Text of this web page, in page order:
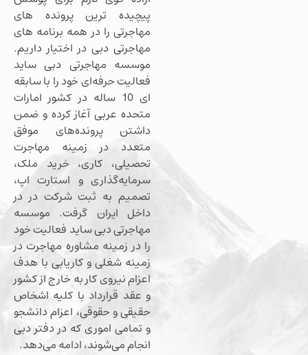
پیچیده ترین پرونده های
مهاجرتی را در همه برنامه های
مهاجرتی دبی در اختیار داریم.
موسسه مهاجرتی دبی ساید
فعالیت حرفه‌ای خود را با سابقه
ای 10 ساله در کشور امارات
متحده عربی آغاز کرده و ضمن
داشتن پرونده‌های موفق
متعدد در زمینه مهاجرت
تحصیلی، کاری، خرید ملک،
سرمایه‌گذاری و استارت اپ،
تصمیم به ثبت شرکت در در
داخل ایران گرفت. موسسه
مهاجرتی دبی ساید فعالیت خود
را در زمینه مشاوره مهاجرت در
زمینه شغلی و کاریابی با هدف
اعزام نیروی کار به خارج از کشور
و عقد قرارداد با کلیه اشخاص
حقیقی و حقوقی، اعزام دانشجو
و تمامی اموری که در دفتر دبی
انجام می‌شوند، ادامه می‌دهد.